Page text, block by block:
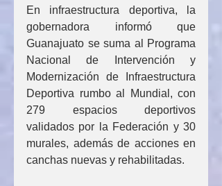
En infraestructura deportiva, la
gobernadora informó que
Guanajuato se suma al Programa
Nacional de Intervención y
Modernización de Infraestructura
Deportiva rumbo al Mundial, con
279 espacios deportivos
validados por la Federación y 30
murales, además de acciones en
canchas nuevas y rehabilitadas.